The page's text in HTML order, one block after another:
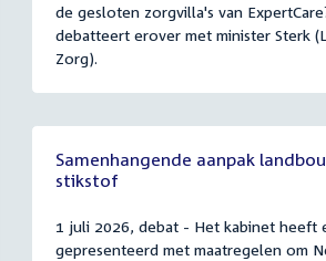
de gesloten zorgvilla's van
debatteert erover met minister Sterk
Zorg).
Samenhangende aanpak
stikstof
1 juli 2026, debat - Het kabinet heeft
gepresenteerd met maatregelen om